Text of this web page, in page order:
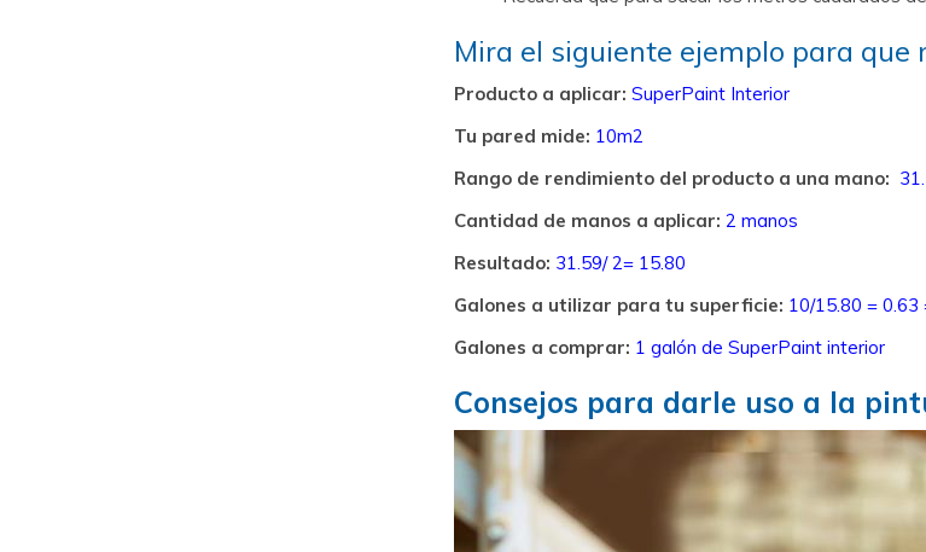
Mira el siguiente ejemplo para que
Producto a aplicar: SuperPaint Interior
Tu pared mide: 10m2
Rango de rendimiento del producto a una mano:
Cantidad de manos a aplicar: 2 manos
Resultado: 31.59/ 2= 15.80
Galones a utilizar para tu superficie: 10/15.80 = 0.63
Galones a comprar: 1 galón de SuperPaint interior
Consejos para darle uso a la